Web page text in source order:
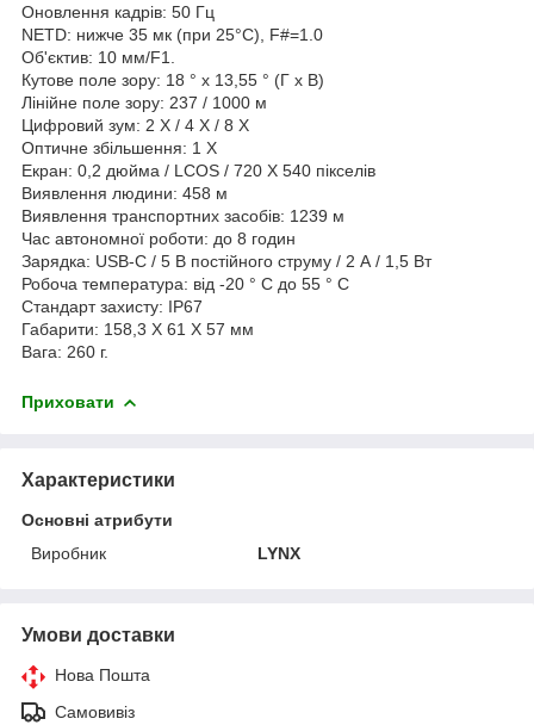
Оновлення кадрів: 50 Гц
NETD: нижче 35 мк (при 25°C), F#=1.0
Об'єктив: 10 мм/F1.
Кутове поле зору: 18 ° х 13,55 ° (Г х В)
Лінійне поле зору: 237 / 1000 м
Цифровий зум: 2 Х / 4 Х / 8 Х
Оптичне збільшення: 1 Х
Екран: 0,2 дюйма / LCOS / 720 Х 540 пікселів
Виявлення людини: 458 м
Виявлення транспортних засобів: 1239 м
Час автономної роботи: до 8 годин
Зарядка: USB-C / 5 В постійного струму / 2 А / 1,5 Вт
Робоча температура: від -20 ° C до 55 ° C
Стандарт захисту: IP67
Габарити: 158,3 Х 61 Х 57 мм
Вага: 260 г.
Приховати
Характеристики
Основні атрибути
Виробник
LYNX
Умови доставки
Нова Пошта
Самовивіз